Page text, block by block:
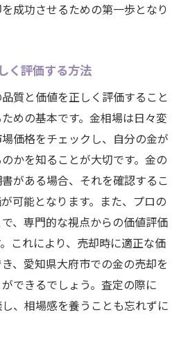
成功させるための第一歩となり
く評価する方法
質と価値を正しく評価すること
めの基本です。金相場は日々変
価格をチェックし、自分の金が
かを知ることが大切です。金の
がある場合、それを確認するこ
可能となります。また、プロの
、専門的な視点からの価値評価
これにより、売却時に適正な価
、愛知県大府市での金の売却を
できるでしょう。査定の際に
、相場感を養うことも忘れずに